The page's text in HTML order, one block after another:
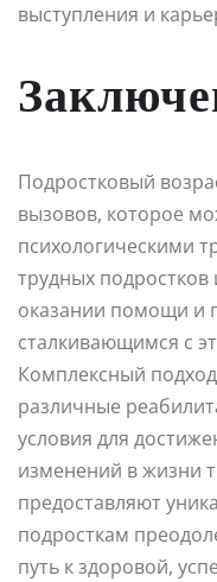
выступления и
Подростковый
вызовов, которое
психологическими
трудных
оказании помощи и
сталкивающимся с
Комплексный
различные
условия для
изменений в жизни
предоставляют
подросткам
путь к здоровой,